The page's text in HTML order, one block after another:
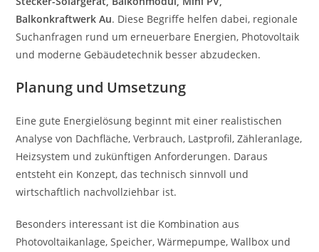
Balkonkraftwerk Au. Diese Begriffe helfen dabei, regionale
Suchanfragen rund um erneuerbare Energien, Photovoltaik
und moderne Gebäudetechnik besser abzudecken.
Planung und Umsetzung
Eine gute Energielösung beginnt mit einer realistischen
Analyse von Dachfläche, Verbrauch, Lastprofil, Zähleranlage,
Heizsystem und zukünftigen Anforderungen. Daraus
entsteht ein Konzept, das technisch sinnvoll und
wirtschaftlich nachvollziehbar ist.
Besonders interessant ist die Kombination aus
Photovoltaikanlage, Speicher, Wärmepumpe, Wallbox und